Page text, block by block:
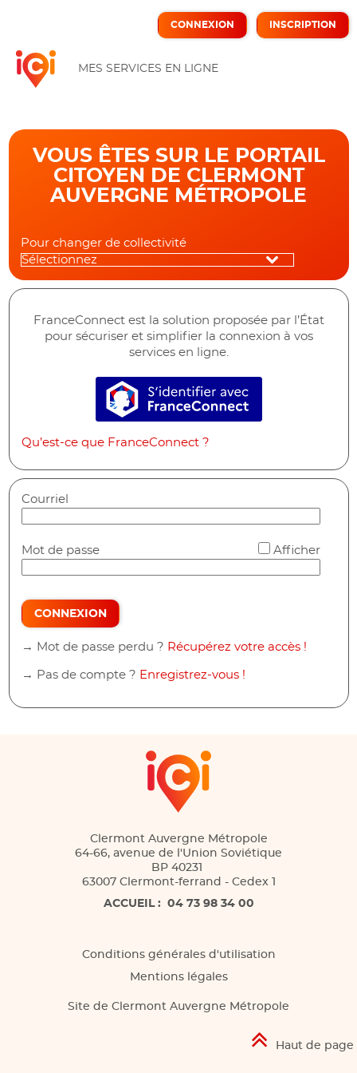
ICI
MES SERVICES EN LIGNE
CONNEXION INSCRIPTION
VOUS ÊTES SUR LE PORTAIL
CITOYEN DE CLERMONT
AUVERGNE MÉTROPOLE
Pour changer de collectivité
FranceConnect est la solution proposée par l’État
pour sécuriser et simplifier la connexion à vos
services en ligne.
S’identifier avec
Qu’est-ce que FranceConnect ?
Courriel
Mot de passe Afficher
CONNEXION
→ Mot de passe perdu ? Récupérez votre accès !
→ Pas de compte ? Enregistrez-vous !
Clermont Auvergne Métropole
64-66, avenue de l'Union Soviétique
BP 40231
63007 Clermont-ferrand - Cedex 1
ACCUEIL : 04 73 98 34 00
Conditions générales d'utilisation
Mentions légales
Site de Clermont Auvergne Métropole
Haut de page